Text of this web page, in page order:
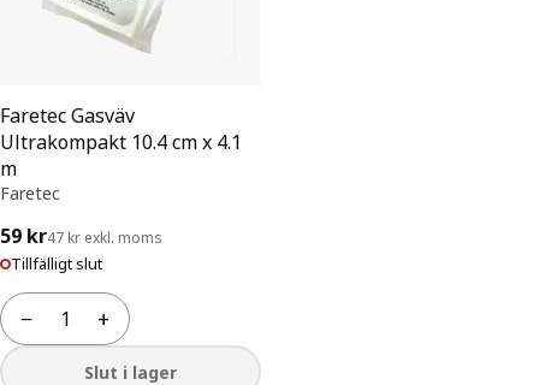
Faretec Gasväv
Ultrakompakt 10.4 cm x 4.1
m
Faretec
59 kr47 kr exkl. moms
Tillfälligt slut
−
Antal +
Slut i lager